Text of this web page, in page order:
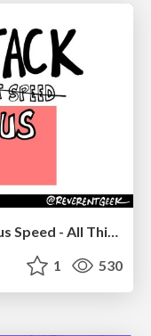
JAMstack: Web Apps at Ludicrous Speed - All Things Open 2022
1 530